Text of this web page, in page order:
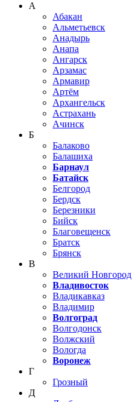
А
Абакан
Альметьевск
Анадырь
Анапа
Ангарск
Арзамас
Армавир
Артём
Архангельск
Астрахань
Ачинск
Б
Балаково
Балашиха
Барнаул
Батайск
Белгород
Бердск
Березники
Бийск
Благовещенск
Братск
Брянск
В
Великий Новгород
Владивосток
Владикавказ
Владимир
Волгоград
Волгодонск
Волжский
Вологда
Воронеж
Г
Грозный
Д